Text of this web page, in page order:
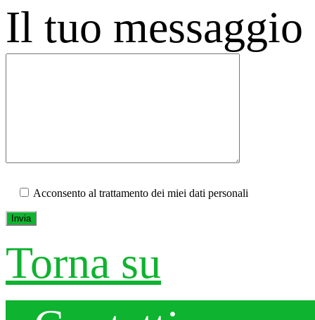
Il tuo
Acconsento al trattamento dei miei dati personali
Torna su